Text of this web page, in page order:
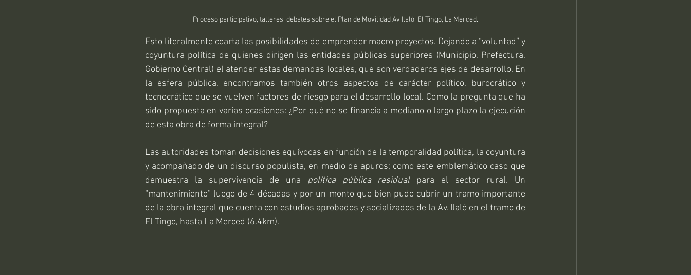
Proceso participativo, talleres, debates sobre el Plan de Movilidad Av Ilaló, El Tingo, La Merced.
Esto literalmente coarta las posibilidades de emprender macro proyectos. Dejando a “voluntad” y
coyuntura política de quienes dirigen las entidades públicas superiores (Municipio, Prefectura,
Gobierno Central) el atender estas demandas locales, que son verdaderos ejes de desarrollo. En
la esfera pública, encontramos también otros aspectos de carácter político, burocrático y
tecnocrático que se vuelven factores de riesgo para el desarrollo local. Como la pregunta que ha
sido propuesta en varias ocasiones: ¿Por qué no se financia a mediano o largo plazo la ejecución
de esta obra de forma integral?
Las autoridades toman decisiones equívocas en función de la temporalidad política, la coyuntura
y acompañado de un discurso populista, en medio de apuros; como este emblemático caso que
demuestra la supervivencia de una política pública residual para el sector rural. Un
“mantenimiento” luego de 4 décadas y por un monto que bien pudo cubrir un tramo importante
de la obra integral que cuenta con estudios aprobados y socializados de la Av. Ilaló en el tramo de
El Tingo, hasta La Merced (6.4km).